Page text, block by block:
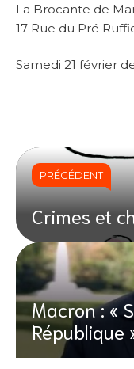
La Brocante de
17 Rue du Pré
Samedi 21 février
PRÉCÉDENT
Crimes et
Macron : «
République